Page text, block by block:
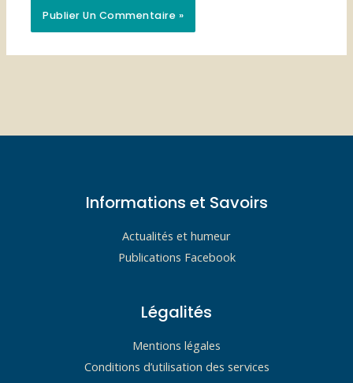
Informations et Savoirs
Actualités et humeur
Publications Facebook
Légalités
Mentions légales
Conditions d’utilisation des services